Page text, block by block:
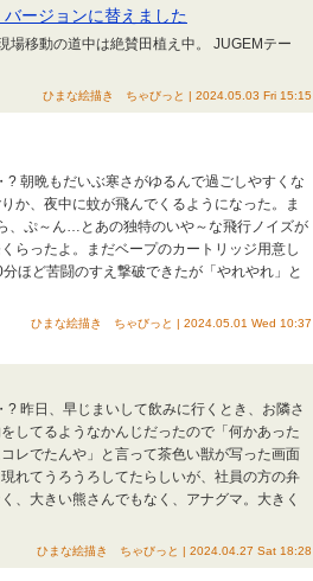
ージョンに替えました
場移動の道中は絶賛田植え中。 JUGEMテー
ひまな絵描き ちゃびっと | 2024.05.03 Fri 15:15
朝晩もだいぶ寒さがゆるんで過ごしやすくな
か、夜中に蚊が飛んでくるようになった。ま
、ぷ～ん…とあの独特のいや～な飛行ノイズが
らったよ。まだベープのカートリッジ用意し
ほど苦闘のすえ撃破できたが「やれやれ」と
ひまな絵描き ちゃびっと | 2024.05.01 Wed 10:37
昨日、早じまいして飲みに行くとき、お隣さ
してるようなかんじだったので「何かあった
レでたんや」と言って茶色い獣が写った画面
れてうろうろしてたらしいが、社員の方の弁
、大きい熊さんでもなく、アナグマ。大きく
ひまな絵描き ちゃびっと | 2024.04.27 Sat 18:28